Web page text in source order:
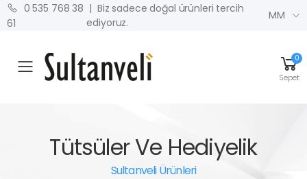
0 535 768 38
61
| Biz sadece doğal ürünleri tercih
ediyoruz.
MM
MENU
0
Sepet
Tütsüler Ve Hediyelik
Sultanveli Ürünleri